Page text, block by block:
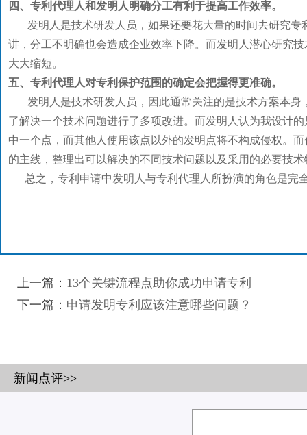
四、专利代理人和发明人明确分工有利于提高工作效率。
发明人是技术研发人员，如果还要花大量的时间去研究专
讲，分工不明确也会造成企业效率下降。而发明人潜心研究
大大缩短。
五、专利代理人对专利保护范围的确定会把握得更准确。
发明人是技术研发人员，因此通常关注的是技术方案本身
了解决一个技术问题进行了多项改进。而发明人认为我设计
中一个点，而其他人使用该点以外的发明点将不构成侵权。
的主线，整理出可以解决的不同技术问题以及采用的必要技
总之，专利申请中发明人与专利代理人所扮演的角色是完
上一篇： 13个关键流程点助你成功申请专利
下一篇： 申请发明专利应该注意哪些问题？
新闻点评>>